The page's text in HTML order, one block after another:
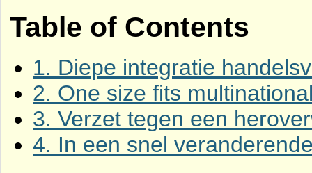
Table of Contents
1. Diepe integratie
2. One size fits
3. Verzet tegen een
4. In een snel